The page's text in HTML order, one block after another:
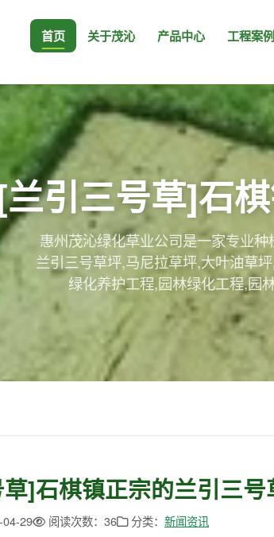
首页 关于茂沁 产品中心 工程案例
引三号草]石
惠州茂沁绿化草业公司是一家专业
兰引三号草坪,马尼拉草坪,大叶油草
绿化养护工程,园林绿化工程,园
]石棋镇正宗的兰引三号
04-29 阅读次数：36 分类： 新闻资讯